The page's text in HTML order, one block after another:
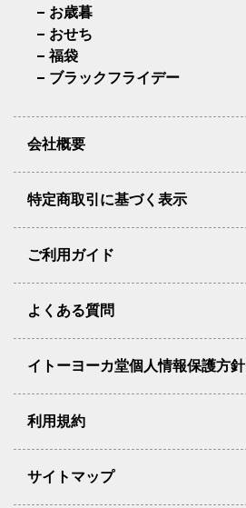
お歳暮
おせち
福袋
ブラックフライデー
会社概要
特定商取引に基づく表示
ご利用ガイド
よくある質問
イトーヨーカ堂個人情報保護方針
利用規約
サイトマップ